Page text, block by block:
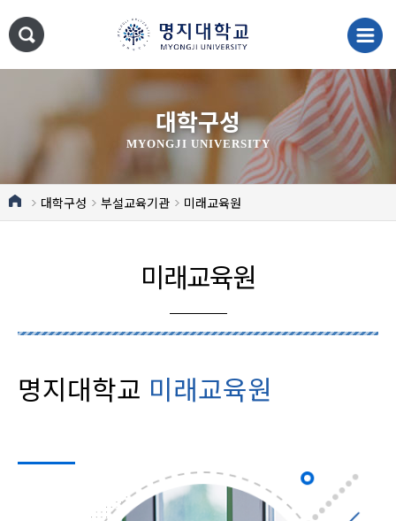
대학구성
MYONGJI UNIVERSITY
대학구성 부설교육기관 미래교육원
미래교육원
명지대학교 미래교육원